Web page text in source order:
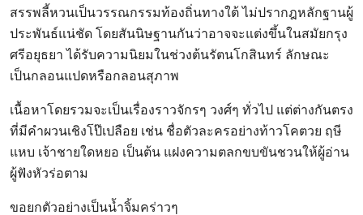
สรรพลี้หวนเป็นวรรณกรรมท้องถิ่นทางใต้ ไม่ปรากฎหลักฐานผู้
ประพันธ์แน่ชัด โดยสันนิษฐานกันว่าอาจจะแต่งขึ้นในสมัยกรุง
ศรีอยุธยา ได้รับความนิยมในช่วงต้นรัตนโกสินทร์ ลักษณะ
เป็นกลอนแปดหรือกลอนสุภาพ
เนื้อหาโดยรวมจะเป็นเรื่องราวจักรๆ วงศ์ๆ ทั่วไป แต่ต่างกันตรง
ที่มีคำผวนเชิงโป๊เปลือย เช่น ชื่อตัวละครอย่างท้าวโคตวย ฤษี
แหบ เจ้าชายใดหยอ เป็นต้น แฝงความตลกขบขันชวนให้ผู้อ่าน
ผู้ฟังหัวร่อตาม
ขอยกตัวอย่างเป็นน้ำจิ้มคร่าวๆ